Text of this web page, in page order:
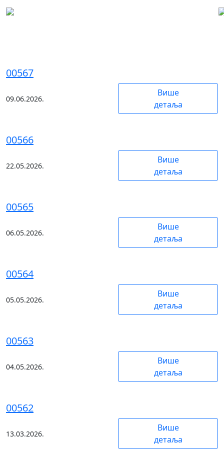
00567
09.06.2026.
Више
детаља
00566
22.05.2026.
Више
детаља
00565
06.05.2026.
Више
детаља
00564
05.05.2026.
Више
детаља
00563
04.05.2026.
Више
детаља
00562
13.03.2026.
Више
детаља